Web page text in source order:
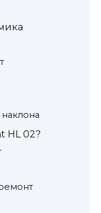
HL 02?